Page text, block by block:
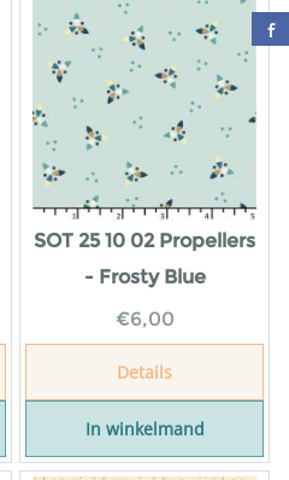
SOT 25 10 02 Propellers
- Frosty Blue
€6,00
Details
In winkelmand